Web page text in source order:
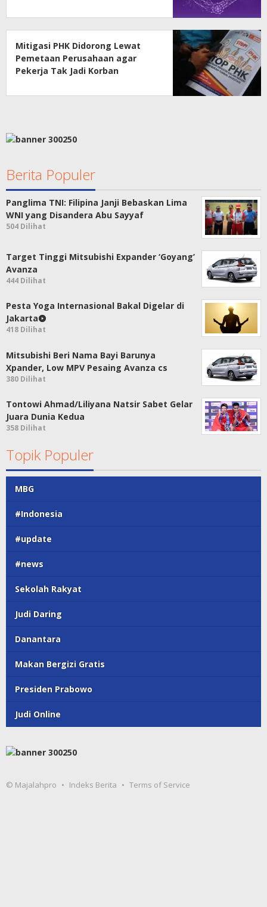
Mitigasi PHK Didorong Lewat
Pemetaan Perusahaan agar
Pekerja Tak Jadi Korban
Berita Populer
Panglima TNI: Filipina Janji Bebaskan Lima
WNI yang Disandera Abu Sayyaf
504 Dilihat
Target Tinggi Mitsubishi Expander ‘Goyang’
Avanza
444 Dilihat
Pesta Yoga Internasional Bakal Digelar di
Jakarta
418 Dilihat
Mitsubishi Beri Nama Bayi Barunya
Xpander, Low MPV Pesaing Avanza cs
380 Dilihat
Tontowi Ahmad/Liliyana Natsir Sabet Gelar
Juara Dunia Kedua
358 Dilihat
Topik Populer
MBG
#Indonesia
#update
#news
Sekolah Rakyat
Judi Daring
Danantara
Makan Bergizi Gratis
Presiden Prabowo
Judi Online
© Majalahpro Indeks Berita Terms of Service